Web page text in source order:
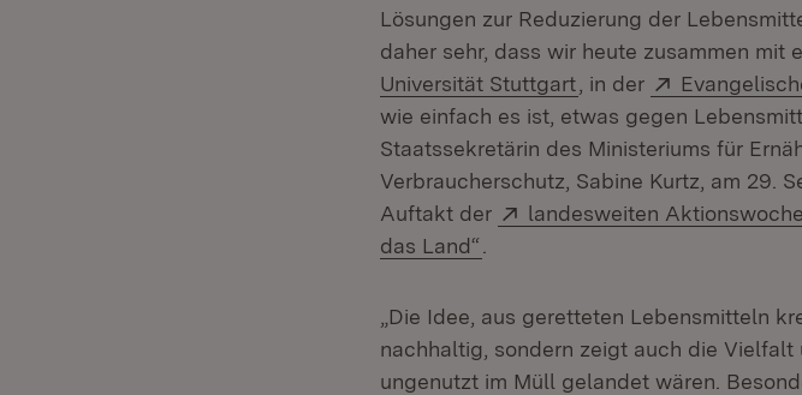
Lösungen zur Reduzierung der
daher sehr, dass wir heute zusammen mit
Universität Stuttgart (Öffnet in neuem
, in der Extern:
wie einfach es ist, etwas gegen
Staatssekretärin des Ministeriums für
Verbraucherschutz, Sabine Kurtz, am 29.
Auftakt der
Extern:
landesweiten
das Land“
„Die Idee, aus geretteten Lebensmitteln
nachhaltig, sondern zeigt auch die
ungenutzt im Müll gelandet wären.